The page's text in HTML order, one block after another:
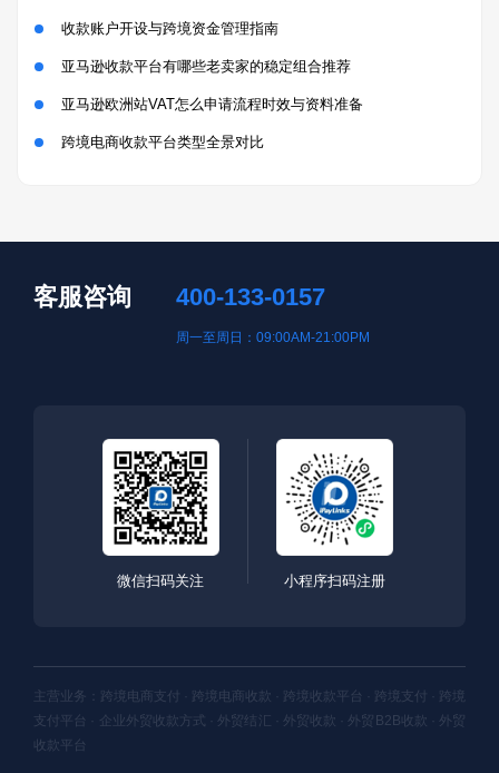
收款账户开设与跨境资金管理指南
亚马逊收款平台有哪些老卖家的稳定组合推荐
亚马逊欧洲站VAT怎么申请流程时效与资料准备
跨境电商收款平台类型全景对比
客服咨询 400-133-0157
周一至周日：09:00AM-21:00PM
微信扫码关注 小程序扫码注册
主营业务：跨境电商支付 · 跨境电商收款 · 跨境收款平台 · 跨境支付 · 跨境
支付平台 · 企业外贸收款方式 · 外贸结汇 · 外贸收款 · 外贸B2B收款 · 外贸
收款平台